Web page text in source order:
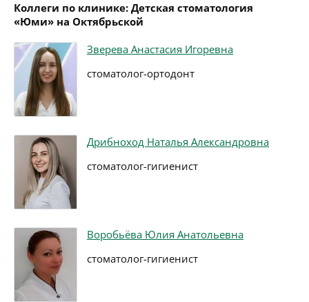
Коллеги по клинике: Детская стоматология
«Юми» на Октябрьской
Зверева Анастасия Игоревна
стоматолог-ортодонт
Дрибноход Наталья Александровна
стоматолог-гигиенист
Воробьёва Юлия Анатольевна
стоматолог-гигиенист